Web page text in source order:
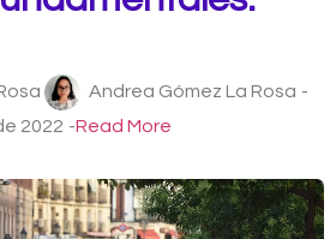
Andrea Gómez La Rosa -
2022 -Read More